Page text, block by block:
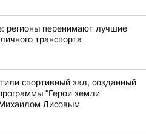
регионы перенимают лучшие
транспорта
спортивный зал, созданный
"Герои земли
Лисовым